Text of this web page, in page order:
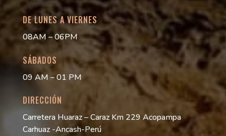
DE LUNES A VIERNES
08AM – 06PM
SÁBADOS
09 AM – 01 PM
DIRECCIÓN
Carretera Huaraz – Caraz Km 229 Acopampa
Carhuaz -Ancash-Perú